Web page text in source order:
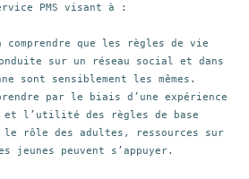
PMS visant à :
comprendre que les règles de vie
sur un réseau social et dans
sont sensiblement les mêmes.
par le biais d’une expérience
et l’utilité des règles de base
rôle des adultes, ressources sur
jeunes peuvent s’appuyer.